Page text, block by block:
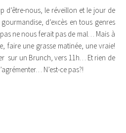
d’être-nous, le réveillon et le jour de
d’excès en tous genres
ne nous ferait pas de mal… Mais à
faire une grasse matinée, une vraie!
sur un Brunch, vers 11h… Et rien de
N’est-ce pas?!